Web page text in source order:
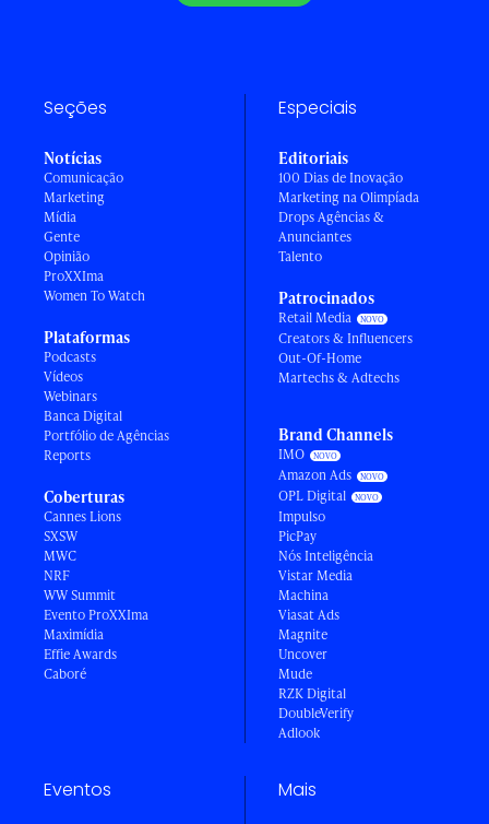
Seções
Notícias
Comunicação
Marketing
Mídia
Gente
Opinião
ProXXIma
Women To Watch
Plataformas
Podcasts
Vídeos
Webinars
Banca Digital
Portfólio de Agências
Reports
Coberturas
Cannes Lions
SXSW
MWC
NRF
WW Summit
Evento ProXXIma
Maximídia
Effie Awards
Caboré
Especiais
Editoriais
100 Dias de Inovação
Marketing na Olimpíada
Drops Agências &
Anunciantes
Talento
Patrocinados
Retail Media
Creators & Influencers
Out-Of-Home
Martechs & Adtechs
Brand Channels
IMO
Amazon Ads
OPL Digital
Impulso
PicPay
Nós Inteligência
Vistar Media
Machina
Viasat Ads
Magnite
Uncover
Mude
RZK Digital
DoubleVerify
Adlook
Eventos Mais